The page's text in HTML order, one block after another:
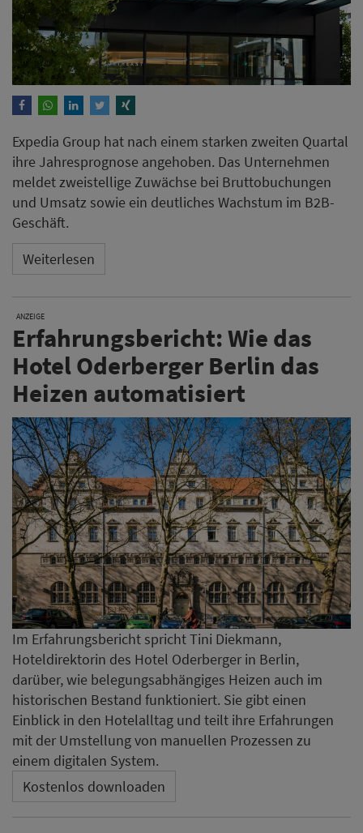
Expedia Group hat nach einem starken zweiten Quartal
ihre Jahresprognose angehoben. Das Unternehmen
meldet zweistellige Zuwächse bei Bruttobuchungen
und Umsatz sowie ein deutliches Wachstum im B2B-
Geschäft.
Weiterlesen
ANZEIGE
Erfahrungsbericht: Wie das
Hotel Oderberger Berlin das
Heizen automatisiert
Im Erfahrungsbericht spricht Tini Diekmann,
Hoteldirektorin des Hotel Oderberger in Berlin,
darüber, wie belegungsabhängiges Heizen auch im
historischen Bestand funktioniert. Sie gibt einen
Einblick in den Hotelalltag und teilt ihre Erfahrungen
mit der Umstellung von manuellen Prozessen zu
einem digitalen System.
Kostenlos downloaden